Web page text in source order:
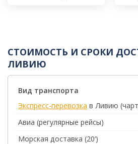
СТОИМОСТЬ И СРОКИ
ЛИВИЮ
Вид транспорта
Экспресс-перевозка в Ливию
Авиа (регулярные рейсы)
Морская доставка (20’)